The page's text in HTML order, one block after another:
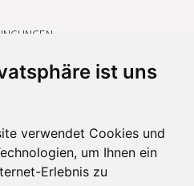
ist uns
verwendet Cookies und
um Ihnen ein
Erlebnis zu